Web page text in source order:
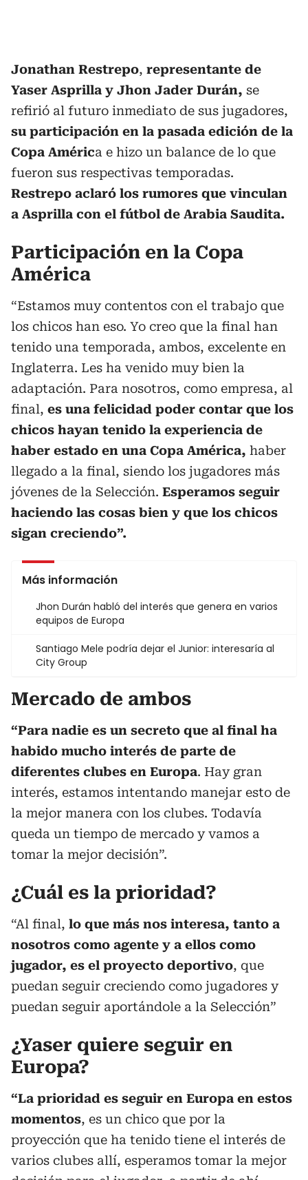
Jonathan Restrepo, representante de
Yaser Asprilla y Jhon Jader Durán, se
refirió al futuro inmediato de sus jugadores,
su participación en la pasada edición de la
Copa América e hizo un balance de lo que
fueron sus respectivas temporadas.
Restrepo aclaró los rumores que vinculan
a Asprilla con el fútbol de Arabia Saudita.
Participación en la Copa
América
“Estamos muy contentos con el trabajo que
los chicos han eso. Yo creo que la final han
tenido una temporada, ambos, excelente en
Inglaterra. Les ha venido muy bien la
adaptación. Para nosotros, como empresa, al
final, es una felicidad poder contar que los
chicos hayan tenido la experiencia de
haber estado en una Copa América, haber
llegado a la final, siendo los jugadores más
jóvenes de la Selección. Esperamos seguir
haciendo las cosas bien y que los chicos
sigan creciendo”.
Más información
Jhon Durán habló del interés que genera en varios
equipos de Europa
Santiago Mele podría dejar el Junior: interesaría al
City Group
Mercado de ambos
“Para nadie es un secreto que al final ha
habido mucho interés de parte de
diferentes clubes en Europa. Hay gran
interés, estamos intentando manejar esto de
la mejor manera con los clubes. Todavía
queda un tiempo de mercado y vamos a
tomar la mejor decisión”.
¿Cuál es la prioridad?
“Al final, lo que más nos interesa, tanto a
nosotros como agente y a ellos como
jugador, es el proyecto deportivo, que
puedan seguir creciendo como jugadores y
puedan seguir aportándole a la Selección”
¿Yaser quiere seguir en
Europa?
“La prioridad es seguir en Europa en estos
momentos, es un chico que por la
proyección que ha tenido tiene el interés de
varios clubes allí, esperamos tomar la mejor